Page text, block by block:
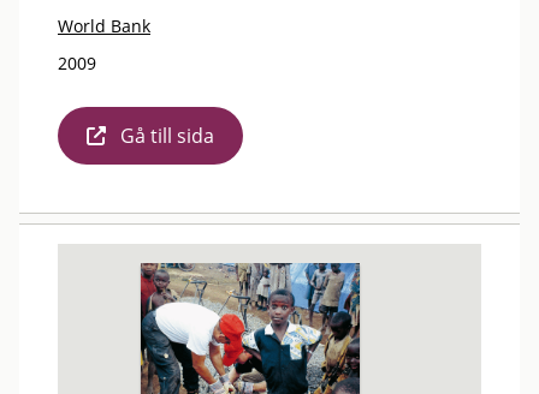
World Bank
2009
Gå till sida